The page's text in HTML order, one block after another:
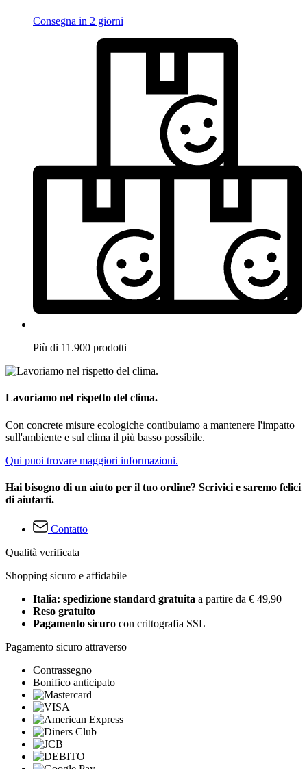
Consegna in 2 giorni
Più di 11.900 prodotti
Lavoriamo nel rispetto del clima.
Con concrete misure ecologiche contibuiamo a mantenere l'impatto
sull'ambiente e sul clima il più basso possibile.
Qui puoi trovare maggiori informazioni.
Hai bisogno di un aiuto per il tuo ordine? Scrivici e saremo felici
di aiutarti.
Contatto
Qualità verificata
Shopping sicuro e affidabile
Italia: spedizione standard gratuita a partire da € 49,90
Reso gratuito
Pagamento sicuro con crittografia SSL
Pagamento sicuro attraverso
Contrassegno
Bonifico anticipato